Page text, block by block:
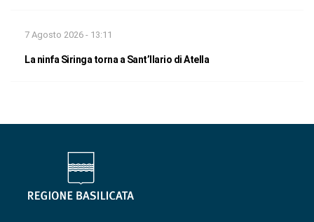
7 Agosto 2026 - 13:11
La ninfa Siringa torna a Sant’Ilario di Atella